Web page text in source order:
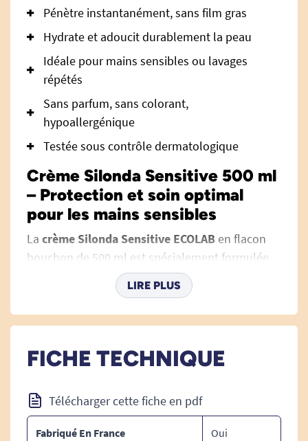
Pénètre instantanément, sans film gras
Hydrate et adoucit durablement la peau
Idéale pour mains sensibles ou lavages
répétés
Sans parfum, sans colorant,
hypoallergénique
Testée sous contrôle dermatologique
Crème Silonda Sensitive 500 ml
– Protection et soin optimal
pour les mains sensibles
La crème Silonda Sensitive ECOLAB en flacon
bouchon de 500 ml est spécialement formulée
pour répondre aux besoins des peaux sensibles,
souvent fragilisées par des lavages répétés, les
agressions extérieures ou les contraintes
colorant, testée sous contrôle dermatologique,
elle offre un soin quotidien à la fois nourrissant,
dans une logique desolutions et produits pour
le bien-être
LIRE PLUS
FICHE TECHNIQUE
Télécharger cette fiche en pdf
Fabriqué En France Oui